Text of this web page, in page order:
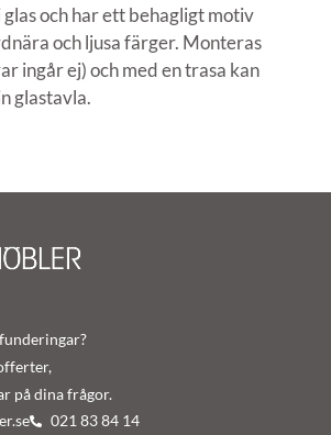
och har ett behagligt motiv
och ljusa färger. Monteras
ingår ej) och med en trasa kan
glastavla.
på dina frågor.
021 83 84 14